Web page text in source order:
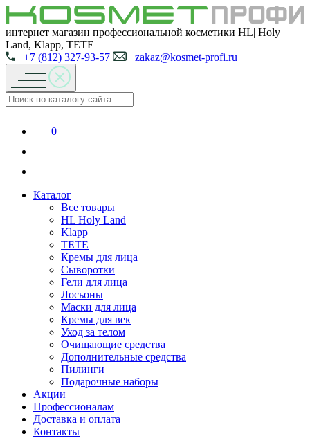
интернет магазин профессиональной косметики HL| Holy
Land, Klapp, TETE
+7 (812) 327-93-57
zakaz@kosmet-profi.ru
0
Каталог
Все товары
HL Holy Land
Klapp
TETE
Кремы для лица
Сыворотки
Гели для лица
Лосьоны
Маски для лица
Кремы для век
Уход за телом
Очищающие средства
Дополнительные средства
Пилинги
Подарочные наборы
Акции
Профессионалам
Доставка и оплата
Контакты